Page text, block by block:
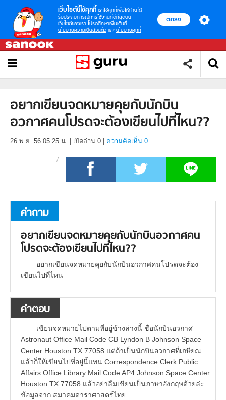
เว็บไซต์นี้ใช้คุกกี้ เราใช้คุกกี้เพื่อให้ท่านได้
รับประสบการณ์การใช้งานที่ดีที่สุดบน
เว็บไซต์ของเรา โปรดศึกษาเพิ่มเติมที่
นโยบายความเป็นส่วนตัว และ นโยบายคุกกี้
ตกลง
อยากเขียนจดหมายคุยกับนักบิน
อวกาศคนโปรดจะต้องเขียนไปที่ไหน??
26 พ.ย. 56 05.25 น. เปิดอ่าน 0 ความคิดเห็น 0
คำถาม
อยากเขียนจดหมายคุยกับนักบินอวกาศคน
โปรดจะต้องเขียนไปที่ไหน??
อยากเขียนจดหมายคุยกับนักบินอวกาศคนโปรดจะต้อง
เขียนไปที่ไหน
คำตอบ
เขียนจดหมายไปตามที่อยู่ข้างล่างนี้ ชื่อนักบินอวกาศ
Astronaut Office Mail Code CB Lyndon B Johnson Space
Center Houston TX 77058 แต่ถ้าเป็นนักบินอวกาศที่เกษียณ
แล้วก็ให้เขียนไปที่อยู่นี้แทน Correspondence Clerk Public
Affairs Office Library Mail Code AP4 Johnson Space Center
Houston TX 77058 แล้วอย่าลืมเขียนเป็นภาษาอังกฤษด้วยล่ะ
ข้อมูลจาก สมาคมดาราศาสตร์ไทย